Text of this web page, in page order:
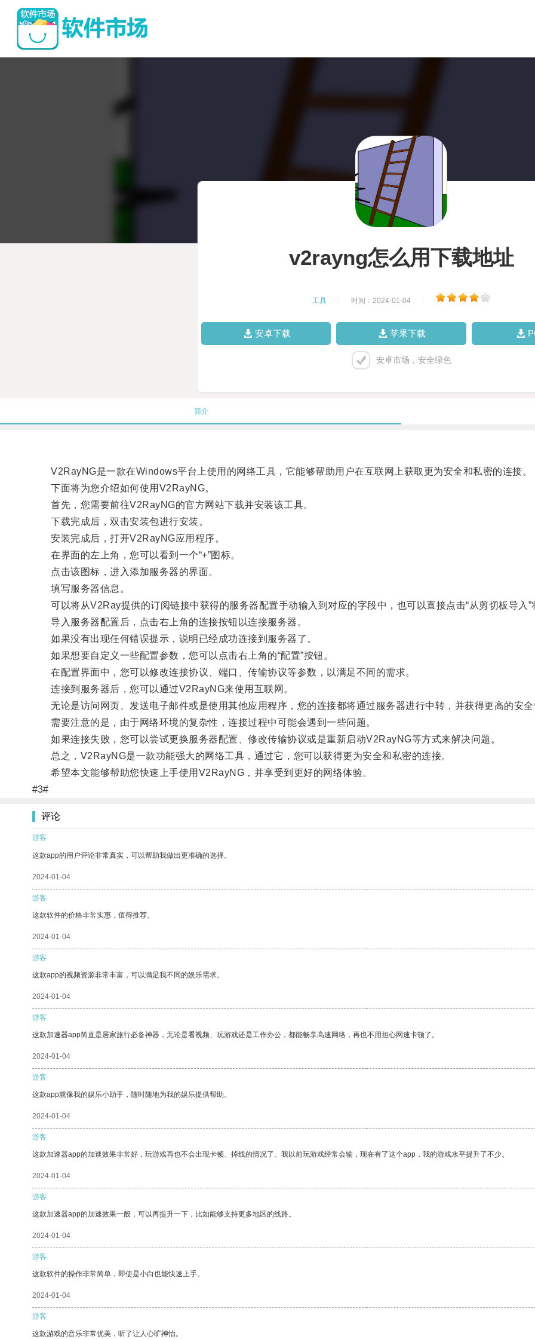
v2rayng怎么用下载地址
工具 时间：2024-01-04
安卓下载 苹果下载
安卓市场，安全绿色
简介
V2RayNG是一款在Windows平台上使用的网络工具，它能够帮助用户在互联网上获取更为安全和私密的连接。
下面将为您介绍如何使用V2RayNG。
首先，您需要前往V2RayNG的官方网站下载并安装该工具。
下载完成后，双击安装包进行安装。
安装完成后，打开V2RayNG应用程序。
在界面的左上角，您可以看到一个“+”图标。
点击该图标，进入添加服务器的界面。
填写服务器信息。
可以将从V2Ray提供的订阅链接中获得的服务器配置手动输入到对应的字段中，也可以直接点击“从剪切板导入”
导入服务器配置后，点击右上角的连接按钮以连接服务器。
如果没有出现任何错误提示，说明已经成功连接到服务器了。
如果想要自定义一些配置参数，您可以点击右上角的“配置”按钮。
在配置界面中，您可以修改连接协议、端口、传输协议等参数，以满足不同的需求。
连接到服务器后，您可以通过V2RayNG来使用互联网。
无论是访问网页、发送电子邮件或是使用其他应用程序，您的连接都将通过服务器进行中转，并获得更高的安全
需要注意的是，由于网络环境的复杂性，连接过程中可能会遇到一些问题。
如果连接失败，您可以尝试更换服务器配置、修改传输协议或是重新启动V2RayNG等方式来解决问题。
总之，V2RayNG是一款功能强大的网络工具，通过它，您可以获得更为安全和私密的连接。
希望本文能够帮助您快速上手使用V2RayNG，并享受到更好的网络体验。
#3#
评论
游客
这款app的用户评论非常真实，可以帮助我做出更准确的选择。
2024-01-04
游客
这款软件的价格非常实惠，值得推荐。
2024-01-04
游客
这款app的视频资源非常丰富，可以满足我不同的娱乐需求。
2024-01-04
游客
这款加速器app简直是居家旅行必备神器，无论是看视频、玩游戏还是工作办公，都能畅享高速网络，再也不用担心网速卡顿了。
2024-01-04
游客
这款app就像我的娱乐小助手，随时随地为我的娱乐提供帮助。
2024-01-04
游客
这款加速器app的加速效果非常好，玩游戏再也不会出现卡顿、掉线的情况了。我以前玩游戏经常会输，现在有了这个app，我的游戏水平提升了不少。
2024-01-04
游客
这款加速器app的加速效果一般，可以再提升一下，比如能够支持更多地区的线路。
2024-01-04
游客
这款软件的操作非常简单，即使是小白也能快速上手。
2024-01-04
游客
这款游戏的音乐非常优美，听了让人心旷神怡。